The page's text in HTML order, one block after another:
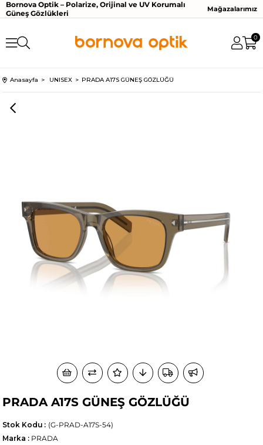
Bornova Optik – Polarize, Orijinal ve UV Korumalı
Güneş Gözlükleri
Mağazalarımız
0
Anasayfa UNISEX PRADA A17S GÜNEŞ GÖZLÜĞÜ
PRADA A17S GÜNEŞ GÖZLÜĞÜ
(G-PRAD-A17S-54)
Stok Kodu
Marka : PRADA